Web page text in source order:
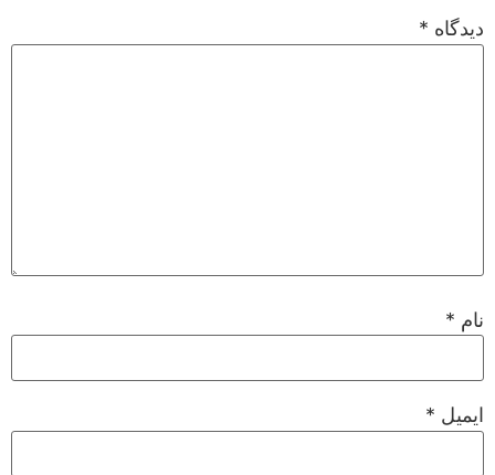
دیدگاه *
نام *
ایمیل *